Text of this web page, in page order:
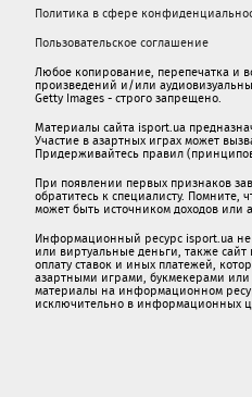
Политика в сфере
Пользовательское соглашение
Любое копирование, перепечатка и
произведений и/или
Getty Images - строго запрещено.
Материалы сайта isport.ua
Участие в азартных играх может
Придерживайтесь правил
При появлении первых признаков
обратитесь к специалисту. Помните,
может быть источником доходов или
Информационный ресурс isport.ua
или виртуальные деньги, также
oплaту ставок и иных платежей,
азартными игрaми, букмекерами
материалы на информационном
исключительно в информационных